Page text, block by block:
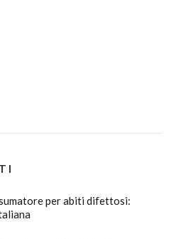
per abiti difettosi: